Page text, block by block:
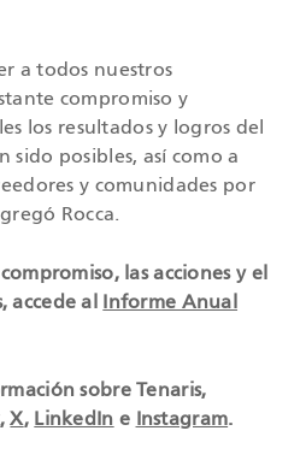
a todos nuestros
compromiso y
los resultados y logros del
sido posibles, así como a
y comunidades por
Rocca.
las acciones y el
accede al Informe Anual
sobre Tenaris,
,X, LinkedIn e Instagram.